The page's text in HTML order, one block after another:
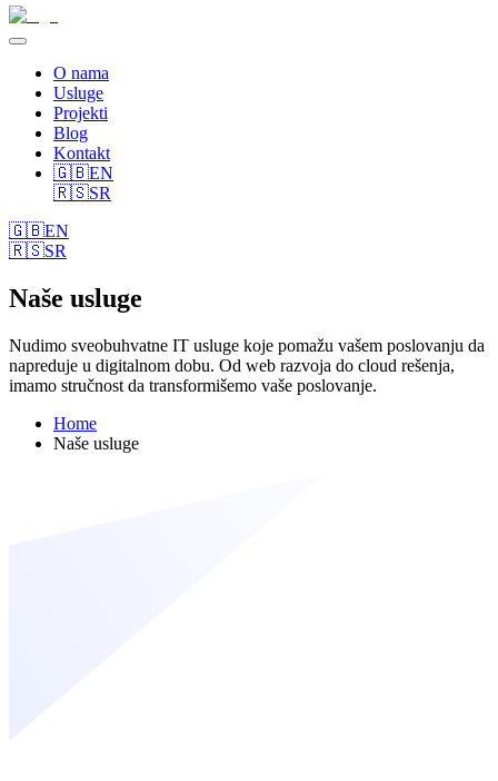
O nama
Usluge
Projekti
Blog
Kontakt
🇬🇧EN
🇷🇸SR
🇬🇧EN
🇷🇸SR
Naše usluge
Nudimo sveobuhvatne IT usluge koje pomažu vašem poslovanju da
napreduje u digitalnom dobu. Od web razvoja do cloud rešenja,
imamo stručnost da transformišemo vaše poslovanje.
Home
Naše usluge